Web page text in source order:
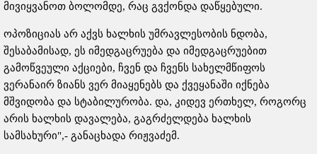
მივიყვანოთ ბოლომდე, რაც გვქონდა დაწყებული.
ოპოზიციას არ აქვს ხალხის უმრავლესობის ნდობა,
შესაბამისად, ეს იმედგაცრუება და იმედგაცრუებით
გამოწვეული აქციები, ჩვენ და ჩვენს სახელმწიფოს
ვერანაირ ზიანს ვერ მიაყენებს და ქვეყანაში იქნება
მშვიდობა და სტაბილურობა. და, კიდევ ერთხელ, როგორც
არის ხალხის დავალება, გაგრძელდება ხალხის
სამსახური",- განაცხადა რიჟვაძემ.